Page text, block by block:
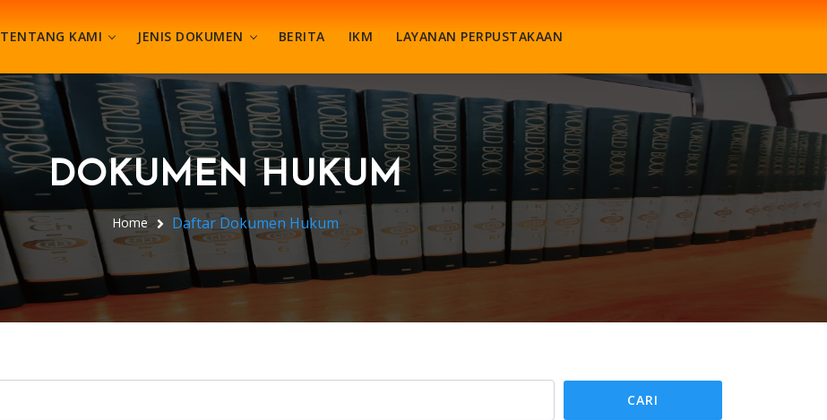
TENTANG KAMI JENIS DOKUMEN BERITA IKM LAYANAN PERPUSTAKAAN
DOKUMEN HUKUM
Home Daftar Dokumen Hukum
CARI